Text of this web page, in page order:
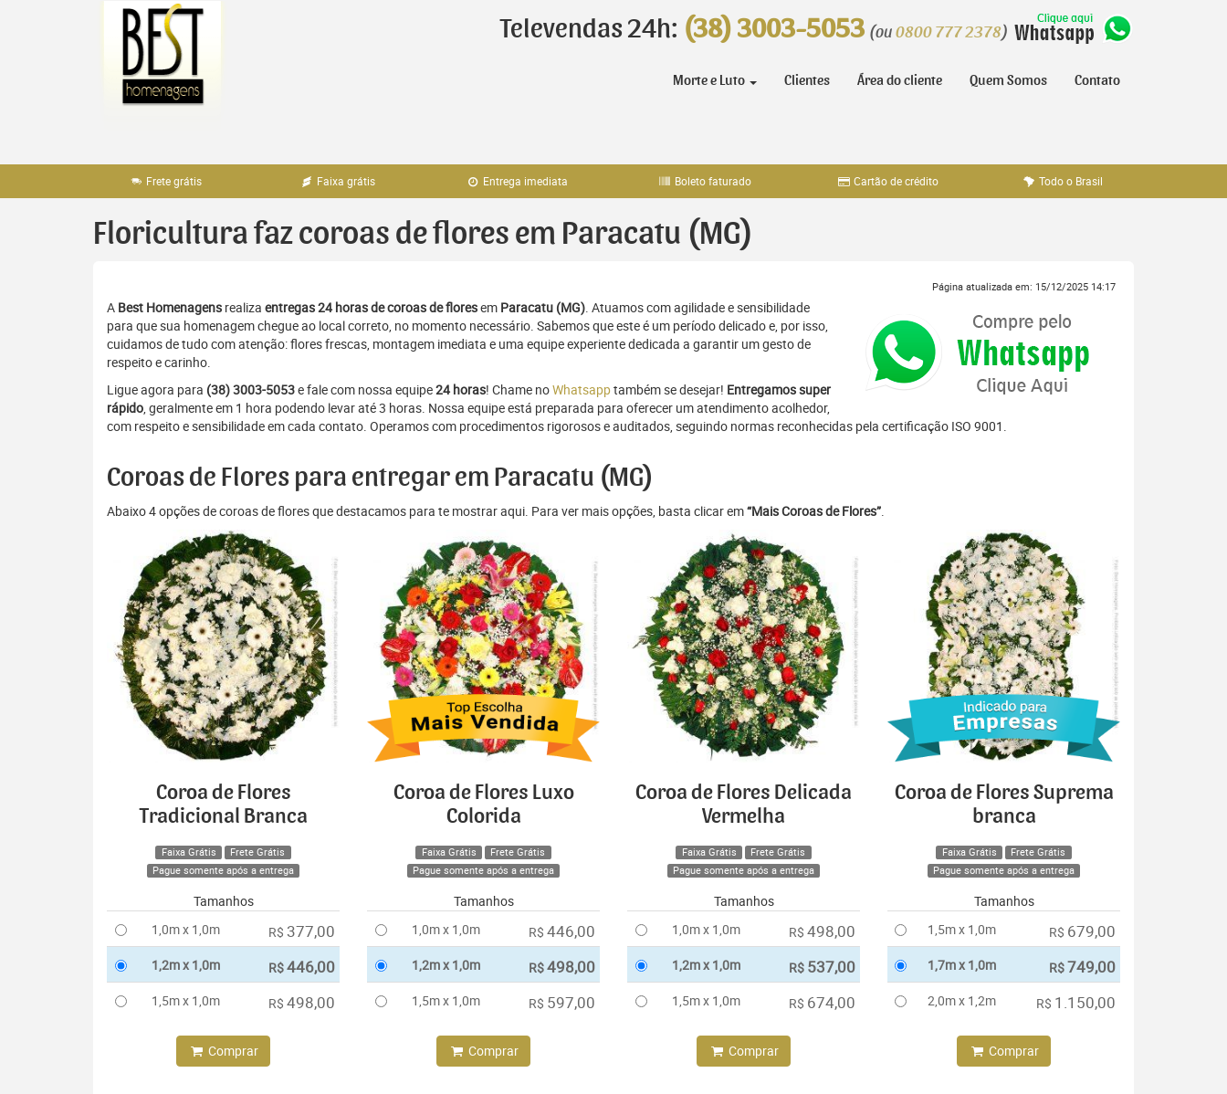
Televendas 24h: (38) 3003-5053 (ou 0800 777 2378)
Morte e Luto Clientes Área do cliente Quem Somos Contato
Frete grátis Faixa grátis Entrega imediata Boleto faturado Cartão de crédito Todo o Brasil
Floricultura faz coroas de flores em Paracatu (MG)
Página atualizada em: 15/12/2025 14:17
A Best Homenagens realiza entregas 24 horas de coroas de floresem Paracatu (MG). Atuamos com agilidade e sensibilidade
para que sua homenagem chegue ao local correto, no momento necessário. Sabemos que este é um período delicado e, por isso,
cuidamos de tudo com atenção: flores frescas, montagem imediata e uma equipe experiente dedicada a garantir um gesto de
respeito e carinho.
Ligue agora para (38) 3003-5053e fale com nossa equipe24 horas! Chame noWhatsapptambém se desejar! Entregamos super
rápido, geralmente em 1 hora podendo levar até 3 horas. Nossa equipe está preparada para oferecer um atendimento acolhedor,
com respeito e sensibilidade em cada contato. Operamos com procedimentos rigorosos e auditados, seguindo normas reconhecidas pela certificação ISO 9001.
Coroas de Flores para entregar em Paracatu (MG)
Abaixo 4 opções de coroas de flores que destacamos para te mostrar aqui. Para ver mais opções, basta clicar em“Mais Coroas de Flores”.
Coroa de Flores
Tradicional Branca
Faixa Grátis
Frete Grátis
Pague somente após a entrega
Tamanhos
1,0m x 1,0m
R$ 377,00
1,2m x 1,0m R$446,00
1,5m x 1,0m R$ 498,00
Comprar
Coroa de Flores Luxo
Colorida
Faixa Grátis
Frete Grátis
Pague somente após a entrega
Tamanhos
1,0m x 1,0m
R$ 446,00
1,2m x 1,0m R$498,00
1,5m x 1,0m R$ 597,00
Comprar
Coroa de Flores Delicada
Vermelha
Faixa Grátis
Frete Grátis
Pague somente após a entrega
Tamanhos
1,0m x 1,0m
R$ 498,00
1,2m x 1,0m R$ 537,00
1,5m x 1,0m R$ 674,00
Comprar
Coroa de Flores Suprema
branca
Faixa Grátis
Frete Grátis
Pague somente após a entrega
Tamanhos
1,5m x 1,0m
R$ 679,00
1,7m x 1,0m R$749,00
2,0m x 1,2m R$ 1.150,00
Comprar